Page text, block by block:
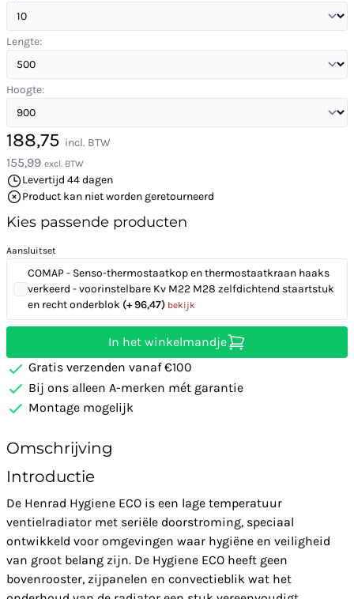
Lengte:
Hoogte:
188,75 incl. BTW
155,99 excl. BTW
Levertijd 44 dagen
Product kan niet worden geretourneerd
Kies passende producten
Aansluitset
COMAP - Senso-thermostaatkop en thermostaatkraan haaks
verkeerd - voorinstelbare Kv M22 M28 zelfdichtend staartstuk
en recht onderblok (+ 96,47) bekijk
In het winkelmandje
Gratis verzenden vanaf €100
Bij ons alleen A-merken mét garantie
Montage mogelijk
Omschrijving
Introductie
De Henrad Hygiene ECO is een lage temperatuur
ventielradiator met seriële doorstroming, speciaal
ontwikkeld voor omgevingen waar hygiëne en veiligheid
van groot belang zijn. De Hygiene ECO heeft geen
bovenrooster, zijpanelen en convectieblik wat het